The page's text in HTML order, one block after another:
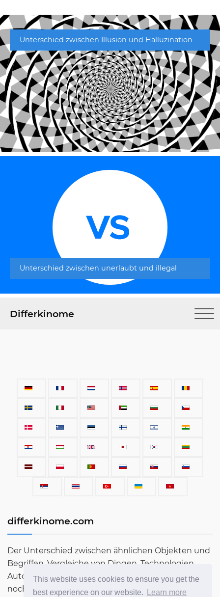
This website uses cookies to ensure you get the
best experience on our website.
Learn more
Unterschied zwischen Illusion und Halluzination
Unterschied zwischen unerlaubt und illegal
Differkinome
differkinome.com
Der Unterschied zwischen ähnlichen Objekten und
Begriffen. Vergleiche von Dingen, Technologien,
Autos, Begriffen, Menschen und allem, was sonst
noch auf dieser Welt existiert.